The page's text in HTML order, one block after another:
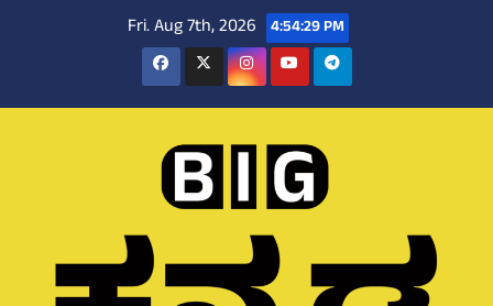
Fri. Aug 7th, 2026 4:54:30 PM